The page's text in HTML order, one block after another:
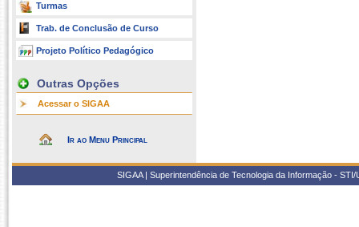
Turmas
Trab. de Conclusão de Curso
Projeto Político Pedagógico
Outras Opções
Acessar o SIGAA
Ir ao Menu Principal
SIGAA | Superintendência de Tecnologia da Informação -